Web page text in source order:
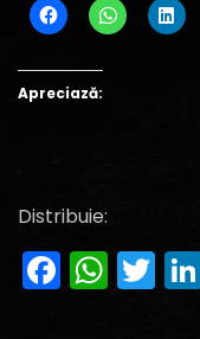
Apreciază:
Distribuie: